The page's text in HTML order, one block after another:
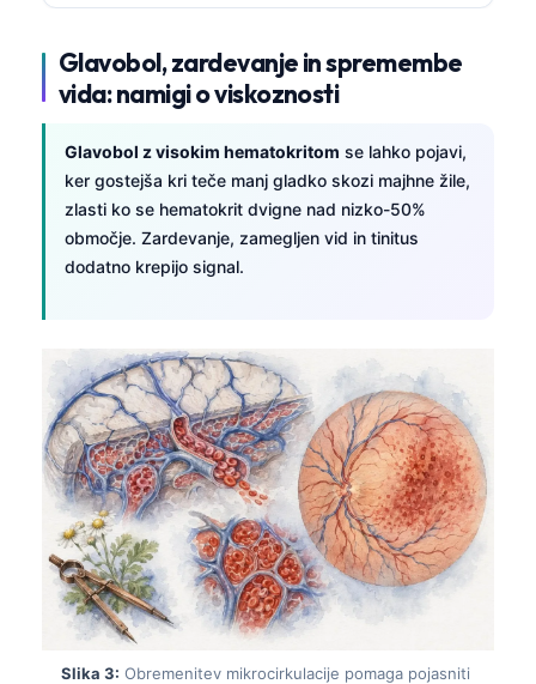
Glavobol, zardevanje in spremembe
vida: namigi o viskoznosti
Glavobol z visokim hematokritom se lahko pojavi,
ker gostejša kri teče manj gladko skozi majhne žile,
zlasti ko se hematokrit dvigne nad nizko-50%
območje. Zardevanje, zamegljen vid in tinitus
dodatno krepijo signal.
Slika 3: Obremenitev mikrocirkulacije pomaga pojasniti